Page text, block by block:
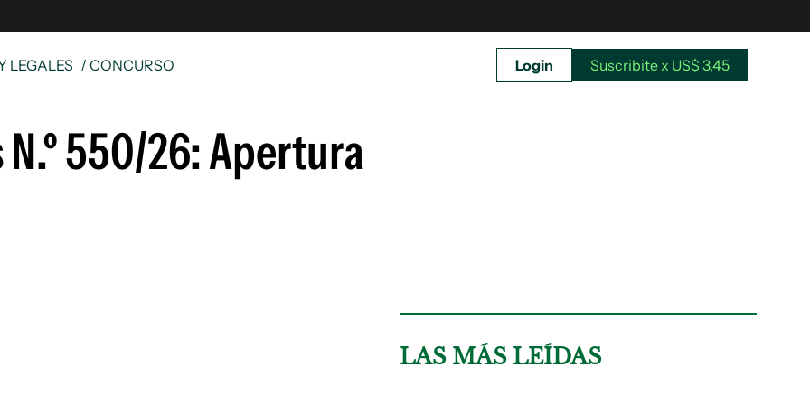
LEGALES / CONCURSO Login Suscribite x US$ 3,45
550/26: Apertura
LAS MÁS LEÍDAS